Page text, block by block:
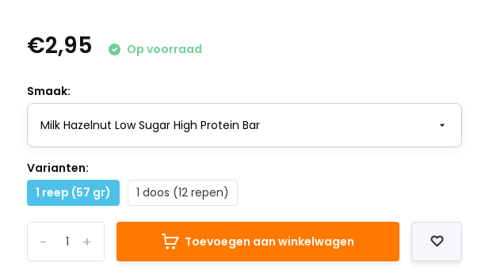
€2,95 Op voorraad
Smaak:
Varianten:
1 reep (57 gr)
1 doos (12 repen)
+
- Toevoegen aan winkelwagen